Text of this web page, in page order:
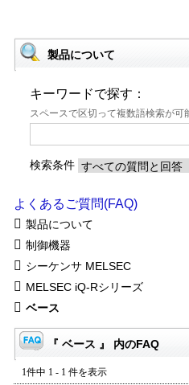
製品について
キーワードで探す：
スペースで区切って複数語検索が可
検索条件
よくあるご質問(FAQ)
製品について
制御機器
シーケンサ MELSEC
MELSEC iQ-Rシリーズ
ベース
『 ベース 』 内のFAQ
1件中 1 - 1 件を表示